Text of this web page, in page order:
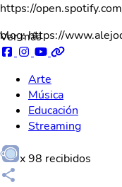
https://
blog: https://
Ver más
Arte
Música
Educación
Streaming
x98 recibidos